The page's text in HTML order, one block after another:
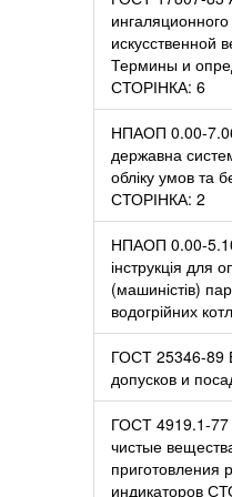
искусственной
Термины и
СТОРІНКА: 6
НПАОП 0.00-
державна
обліку умов та
СТОРІНКА: 2
НПАОП 0.00-
інструкція для
(машиністів)
водогрійних
ГОСТ 25346-89
допусков и
ГОСТ 4919.1-77
чистые
приготовления
индикаторов